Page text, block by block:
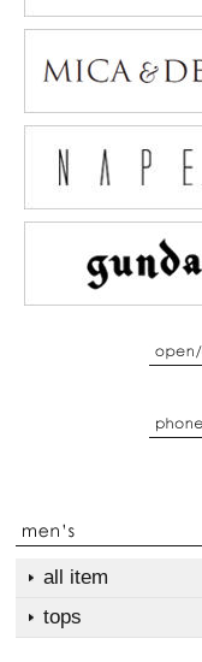
all item
tops